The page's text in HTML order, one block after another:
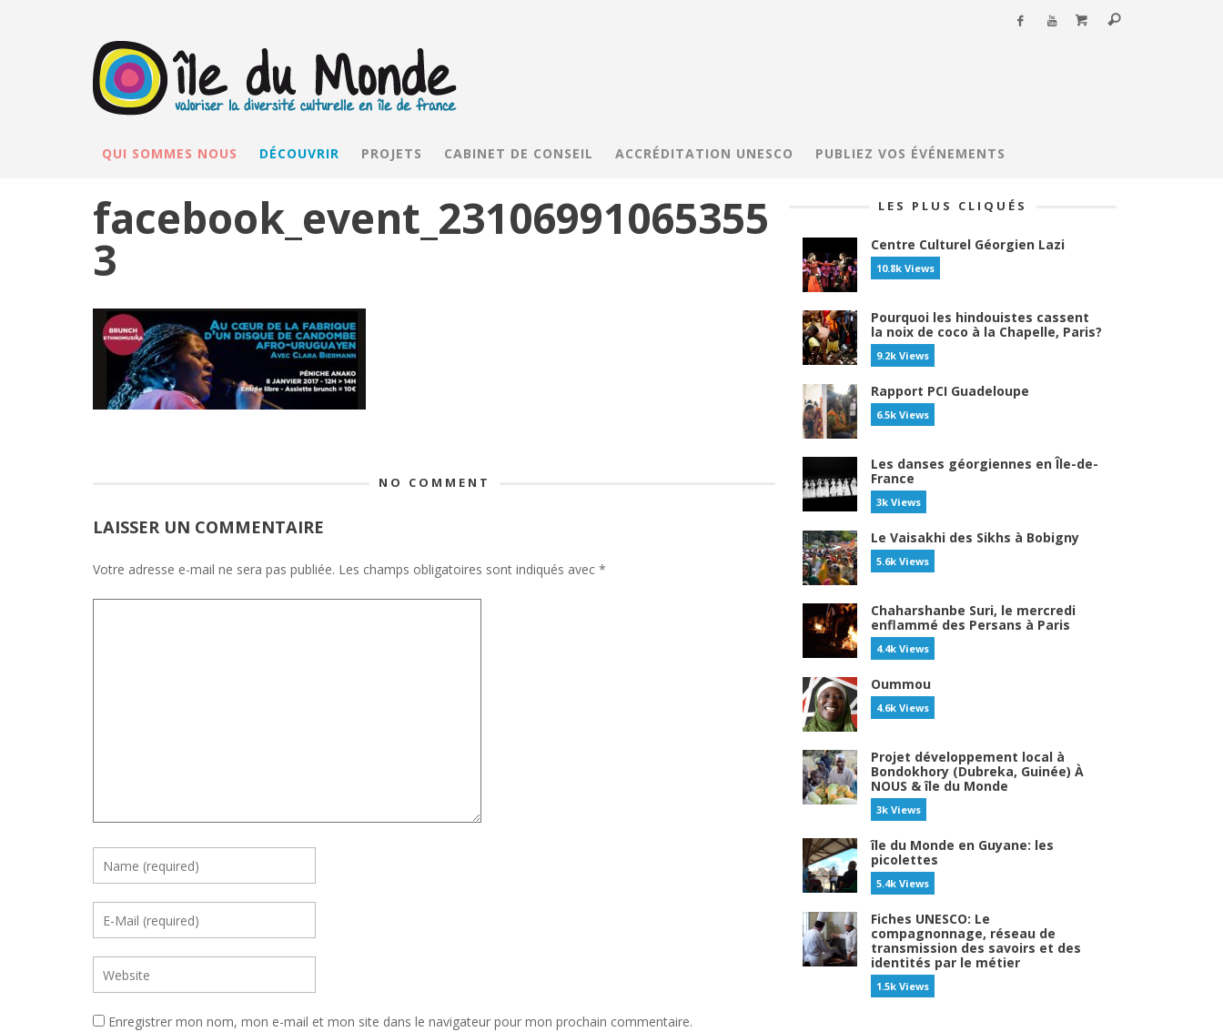
QUI SOMMES NOUS DÉCOUVRIR PROJETS CABINET DE CONSEIL ACCRÉDITATION UNESCO PUBLIEZ VOS ÉVÉNEMENTS
facebook_event_23106991065355
3
NO COMMENT
LAISSER UN COMMENTAIRE
Votre adresse e-mail ne sera pas publiée. Les champs obligatoires sont indiqués avec *
Enregistrer mon nom, mon e-mail et mon site dans le navigateur pour mon prochain commentaire.
LES PLUS CLIQUÉS
Centre Culturel Géorgien Lazi
10.8k Views
Pourquoi les hindouistes cassent
la noix de coco à la Chapelle, Paris?
9.2k Views
Rapport PCI Guadeloupe
6.5k Views
Les danses géorgiennes en Île-de-
France
3k Views
Le Vaisakhi des Sikhs à Bobigny
5.6k Views
Chaharshanbe Suri, le mercredi
enflammé des Persans à Paris
4.4k Views
Oummou
4.6k Views
Projet développement local à
Bondokhory (Dubreka, Guinée) À
NOUS & île du Monde
3k Views
île du Monde en Guyane: les
picolettes
5.4k Views
Fiches UNESCO: Le
compagnonnage, réseau de
transmission des savoirs et des
identités par le métier
1.5k Views